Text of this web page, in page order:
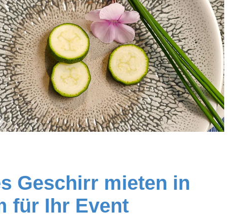
Geschirr mieten in
für Ihr Event